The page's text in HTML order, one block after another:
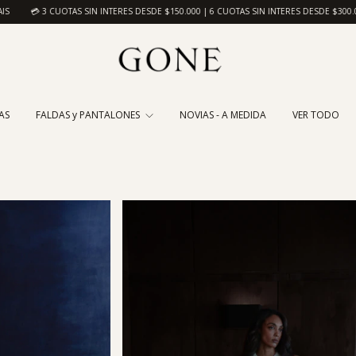
| 6 CUOTAS SIN INTERES DESDE $300.000 🤍 10% OFF CON TRANSFERENCIA
FALDAS y PANTALONES NOVIAS - A MEDIDA VER TODO